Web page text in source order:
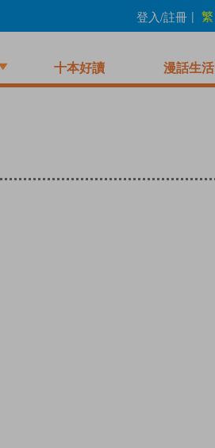
登入/註冊 | 繁
十本好讀 漫話生活